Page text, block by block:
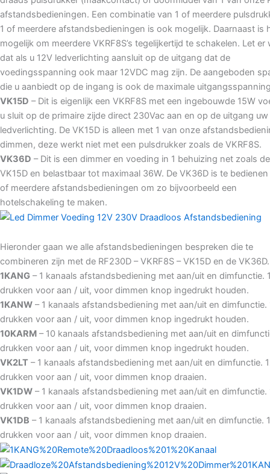
afstandsbedieningen. Een combinatie van 1 of meerdere
1 of meerdere afstandsbedieningen is ook mogelijk. Daarnaast is
mogelijk om meerdere VKRF8S’s tegelijkertijd te schakelen. Let er
dat als u 12V ledverlichting aansluit op de uitgang dat de
voedingsspanning ook maar 12VDC mag zijn. De aangeboden
die u aanbiedt op de ingang is ook de maximale
VK15D – Dit is eigenlijk een VKRF8S met een ingebouwde 15W
u sluit op de primaire zijde direct 230Vac aan en op de uitgang uw
ledverlichting. De VK15D is alleen met 1 van onze
dimmen, deze werkt niet met een pulsdrukker zoals de VKRF8S.
VK36D – Dit is een dimmer en voeding in 1 behuizing net zoals de
VK15D en belastbaar tot maximaal 36W. De VK36D is te bedienen
of meerdere afstandsbedieningen om zo bijvoorbeeld een
hotelschakeling te maken.
Hieronder gaan we alle afstandsbedieningen bespreken die te
combineren zijn met de RF230D – VKRF8S – VK15D en de VK36D.
1KANG – 1 kanaals afstandsbediening met aan/uit en dimfunctie.
drukken voor aan / uit, voor dimmen knop ingedrukt houden.
1KANW – 1 kanaals afstandsbediening met aan/uit en dimfunctie.
drukken voor aan / uit, voor dimmen knop ingedrukt houden.
10KARM – 10 kanaals afstandsbediening met aan/uit en
drukken voor aan / uit, voor dimmen knop ingedrukt houden.
VK2LT – 1 kanaals afstandsbediening met aan/uit en dimfunctie.
drukken voor aan / uit, voor dimmen knop draaien.
VK1DW – 1 kanaals afstandsbediening met aan/uit en dimfunctie.
drukken voor aan / uit, voor dimmen knop draaien.
VK1DB – 1 kanaals afstandsbediening met aan/uit en dimfunctie.
drukken voor aan / uit, voor dimmen knop draaien.